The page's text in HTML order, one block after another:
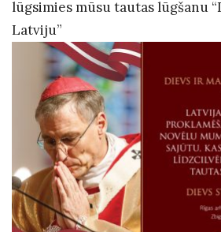
lūgsimies mūsu tautas lūgšanu
Latviju”